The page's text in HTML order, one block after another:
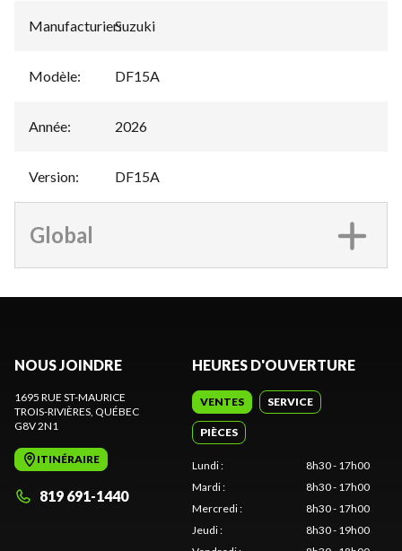
Manufacturier:
Suzuki
Modèle: DF15A
Année: 2026
Version: DF15A
Global
NOUS JOINDRE
1695 RUE ST-MAURICE
TROIS-RIVIÈRES, QUÉBEC
G8V 2N1
ITINÉRAIRE
819 691-1440
HEURES D'OUVERTURE
VENTES SERVICE
PIÈCES
Lundi:
8h30 - 17h00
Mardi:
8h30 - 17h00
Mercredi:
8h30 - 17h00
Jeudi:
8h30 - 19h00